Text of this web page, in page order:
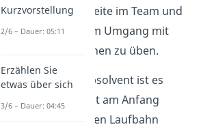
Situationen, arbeite im Team und
versuche, dich im Umgang mit
anderen Menschen zu üben.
Als Hochschulabsolvent ist es
klar, dass du erst am Anfang
deiner beruflichen Laufbahn
Kurzvorstellung
2/6 – Dauer: 05:11
Erzählen Sie
etwas über sich
3/6 – Dauer: 04:45